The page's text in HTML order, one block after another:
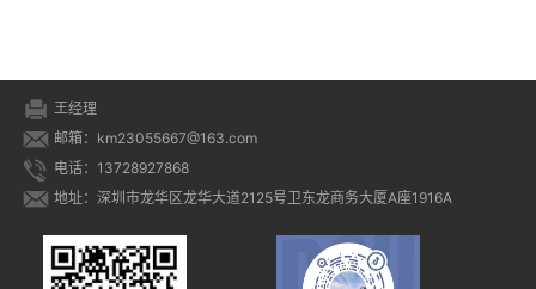
王经理
邮箱：km23055667@163.com
电话：13728927868
地址：深圳市龙华区龙华大道2125号卫东龙商务大厦A座1916A